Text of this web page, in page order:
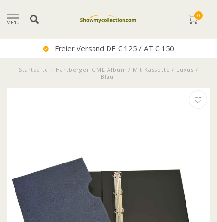
MENU
0
Freier Versand DE € 125 / AT € 150
Startseite
Hartberger GML Album / Mit Kassette / Luxus /
Blau